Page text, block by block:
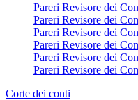
Pareri Revisore dei
Pareri Revisore dei
Pareri Revisore dei
Pareri Revisore dei
Pareri Revisore dei
Pareri Revisore dei
Corte dei conti